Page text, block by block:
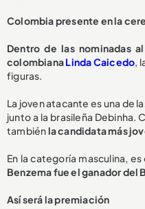
Colombia presente en la
Dentro de las nominadas
colombianaLinda Caicedo,
figuras.
La joven atacante es una de
junto a la brasileña Debinha.
tambiénla candidata más
En la categoría masculina,
Benzema fue el ganador del
Así será la premiación